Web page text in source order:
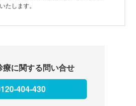
たします。
療に関する問い合せ
404-430